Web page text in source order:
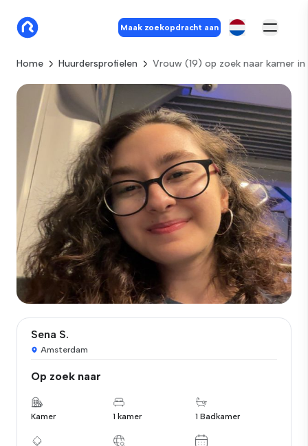
Maak zoekopdracht aan
Home Huurdersprofielen Vrouw (19) op zoek naar kamer
Sena S.
Amsterdam
Op zoek naar
Kamer 1 kamer 1 Badkamer